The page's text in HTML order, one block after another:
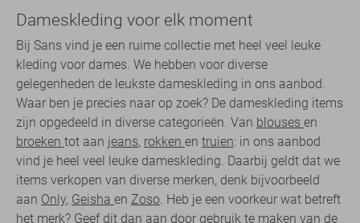
Dameskleding voor elk moment
Bij Sans vind je een ruime collectie met heel veel leuke
kleding voor dames. We hebben voor diverse
gelegenheden de leukste dameskleding in ons aanbod.
Waar ben je precies naar op zoek? De dameskleding items
zijn opgedeeld in diverse categorieën. Van blouses en
broeken tot aan jeans, rokken en truien: in ons aanbod
vind je heel veel leuke dameskleding. Daarbij geldt dat we
items verkopen van diverse merken, denk bijvoorbeeld
aan Only, Geisha en Zoso. Heb je een voorkeur wat betreft
het merk? Geef dit dan aan door gebruik te maken van de